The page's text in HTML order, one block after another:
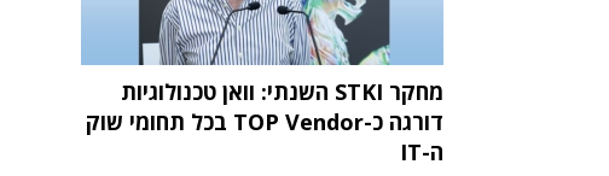
מחקר STKI השנתי: וואן טכנולוגיות
דורגה כ-TOP Vendor בכל תחומי שוק
ה-IT